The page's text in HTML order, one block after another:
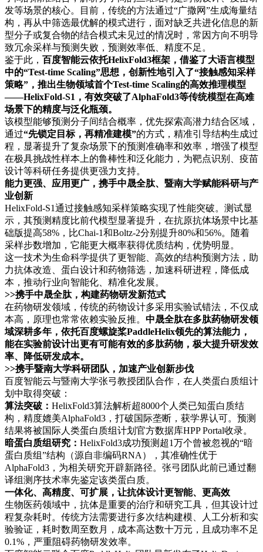
发等场景的核心。目前，传统的方法通过“广撒网”生成海量结
构，再从中筛选最优解的模式进行，面对缺乏共进化信息的新
型分子或复合物的结合模式未见过的情况时，常因方向不明导
致冗余采样与预测失败，预测效率低、精度不足。
鉴于此， 百度智能云依托HelixFold3框架，借鉴了大语言模型
中的“Test-time Scaling”思想，创新性地引入了“接触感知采样
策略”，推出生物领域首个Test-time Scaling的高效推理模型
——HelixFold-S1，有效突破了AlphaFold3等传统模型在高难
场景下的精度与泛化瓶颈。
该模型能够预测分子间结合概率，优先探索高潜力结合区域，
通过“先锁定目标，再精准建模”的方式，精准引导结构生成过
程，显著提升了复杂场景下的预测准确率和效率，增强了模型
在极具挑战性样本上的鲁棒性和泛化能力，为靶点识别、疫苗
设计等科研任务提供更强力支持。
能力更强、应用更广，携手中晟全肽、暨南大学赋能科研与产
业创新
HelixFold-S1通过接触感知采样策略实现了性能突破。测试显
示，其预测精度比前代模型显著提升，在抗原抗体场景中比基
础版提高58%，比Chai-1和Boltz-2分别提升80%和56%。随着
采样步数增加，它能更大概率获得优质结构，优势明显。
这一技术为生命科学提供了更智能、高效的结构预测方法，助
力抗体改造、蛋白设计和药物筛选，加速科研进程，降低成
本，推动行业向智能化、精准化发展。
>>携手中晟全肽，构建药物研发新范式
在药物研发领域，传统的药物设计多采用实验试错法，不仅成
本高，原理也常常依赖实验反推。 中晟全肽在多肽药物研发领
域深耕多年，依托百度螺旋桨PaddleHelix领先的算法能力，
能在实验前设计出更有可能有效的多肽药物，极大提升研发效
率、降低研发成本。
>>携手暨南大学科研团队，加速产业创新步伐
百度智能云与暨南大学张弓教授团队合作，在人类蛋白质组计
划中取得突破：
算法突破： HelixFold3算法解析超8000个人类已知蛋白质结
构，精度媲美AlphaFold3，打破国际垄断，获学界认可。预测
结果将被国际人类蛋白质组计划官方数据库HPP Portal收录。
暗蛋白质组研究： HelixFold3成功预测超1万个曾被忽视的“暗
蛋白质组”结构（源自非编码RNA），其准确性优于
AlphaFold3，为相关研究开辟新路径。张弓团队此前已通过翻
译组测序技术率先鉴定该类蛋白质。
一体化、高精度、可扩展，让抗体设计更智能、更高效
生物医药领域中，抗体是重要的治疗和研究工具，但其设计过
程复杂耗时。传统方法需要进行多次结构建模、人工分析和实
验验证，耗时数周至数月，成本高达数十万元，且成功率不足
0.1%，严重阻碍药物研发效率。